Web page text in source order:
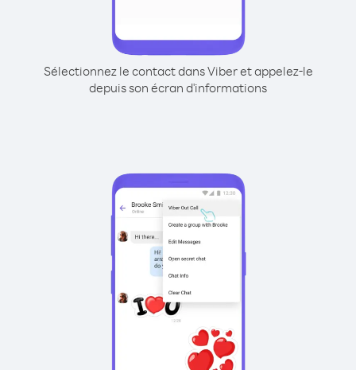
Sélectionnez le contact dans Viber et appelez-le
depuis son écran d'informations